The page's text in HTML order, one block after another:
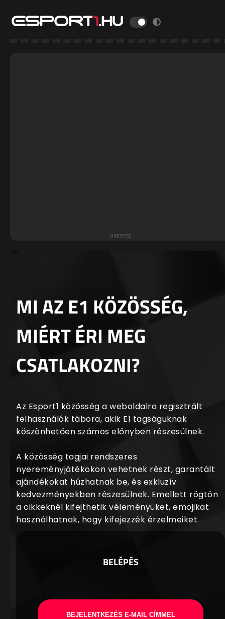
MI AZ E1 KÖZÖSSÉG,
MIÉRT ÉRI MEG
CSATLAKOZNI?
Az Esport1 közösség a weboldalra regisztrált
felhasználók tábora, akik E1 tagságuknak
köszönhetően számos előnyben részesülnek.
A közösség tagjai rendszeres
nyereményjátékokon vehetnek részt, garantált
ajándékokat húzhatnak be, és exkluzív
kedvezményekben részesülnek. Emellett rögtön
a cikkeknél kifejthetik véleményüket, emojikat
használhatnak, hogy kifejezzék érzelmeiket.
BELÉPÉS
BEJELENTKEZÉS E-MAIL CÍMMEL